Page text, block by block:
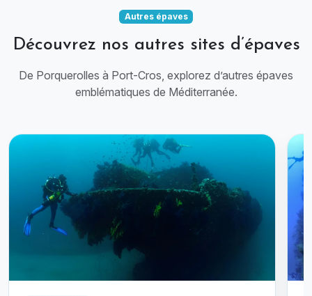
Autres épaves
Découvrez nos autres sites d’épaves
De Porquerolles à Port-Cros, explorez d’autres épaves
emblématiques de Méditerranée.